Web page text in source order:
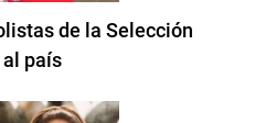
de la Selección
país